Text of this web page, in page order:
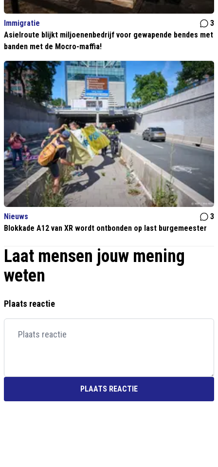
Immigratie
3
Asielroute blijkt miljoenenbedrijf voor gewapende bendes met
banden met de Mocro-maffia!
Nieuws
3
Blokkade A12 van XR wordt ontbonden op last burgemeester
Laat mensen jouw mening
weten
Plaats reactie
PLAATS REACTIE